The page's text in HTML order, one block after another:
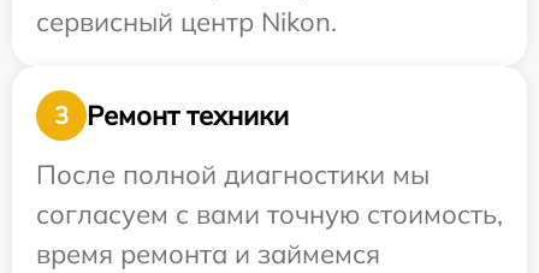
сервисный центр Nikon.
3
Ремонт техники
После полной диагностики мы
согласуем с вами точную стоимость,
время ремонта и займемся